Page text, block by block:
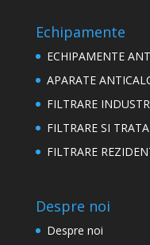
Echipamente
ECHIPAMENTE
APARATE
FILTRARE
FILTRARE SI
FILTRARE
Despre noi
Despre noi